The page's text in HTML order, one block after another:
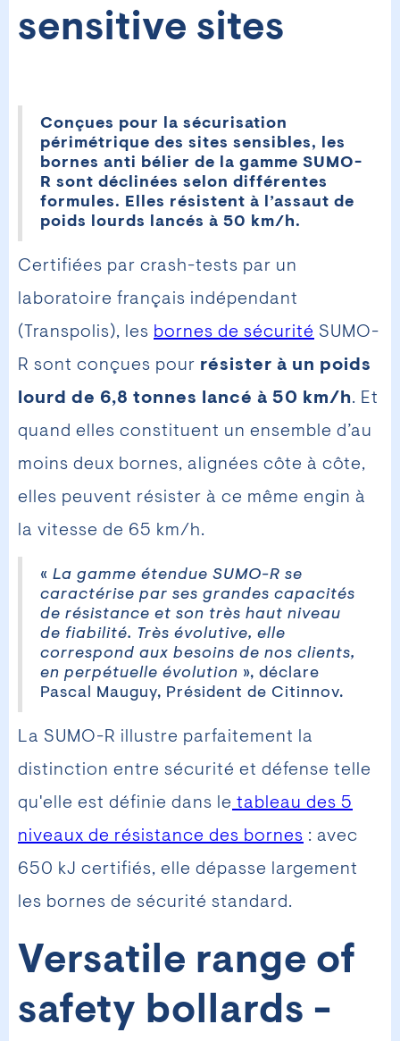
sensitive sites
Conçues pour la sécurisation
périmétrique des sites sensibles, les
bornes anti bélier de la gamme SUMO-
R sont déclinées selon différentes
formules. Elles résistent à l’assaut de
poids lourds lancés à 50 km/h.
Certifiées par crash-tests par un
laboratoire français indépendant
(Transpolis), les bornes de sécurité SUMO-
R sont conçues pour résister à un poids
lourd de 6,8 tonnes lancé à 50 km/h. Et
quand elles constituent un ensemble d’au
moins deux bornes, alignées côte à côte,
elles peuvent résister à ce même engin à
la vitesse de 65 km/h.
« La gamme étendue SUMO-R se
caractérise par ses grandes capacités
de résistance et son très haut niveau
de fiabilité. Très évolutive, elle
correspond aux besoins de nos clients,
en perpétuelle évolution », déclare
Pascal Mauguy, Président de Citinnov.
La SUMO-R illustre parfaitement la
distinction entre sécurité et défense telle
qu'elle est définie dans le tableau des 5
niveaux de résistance des bornes : avec
650 kJ certifiés, elle dépasse largement
les bornes de sécurité standard.
Versatile range of
safety bollards -